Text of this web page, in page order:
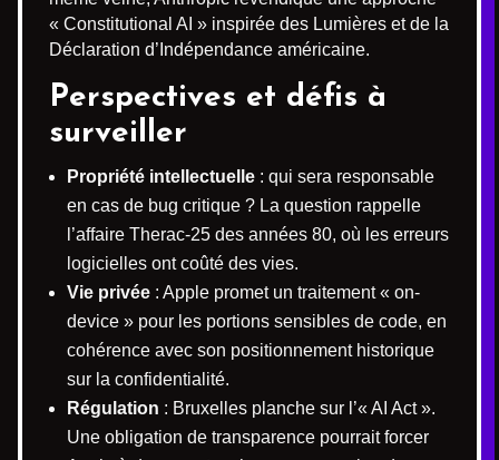
« Constitutional AI » inspirée des Lumières et de la
Déclaration d’Indépendance américaine.
Perspectives et défis à
surveiller
Propriété intellectuelle : qui sera responsable
en cas de bug critique ? La question rappelle
l’affaire Therac-25 des années 80, où les erreurs
logicielles ont coûté des vies.
Vie privée : Apple promet un traitement « on-
device » pour les portions sensibles de code, en
cohérence avec son positionnement historique
sur la confidentialité.
Régulation : Bruxelles planche sur l’« AI Act ».
Une obligation de transparence pourrait forcer